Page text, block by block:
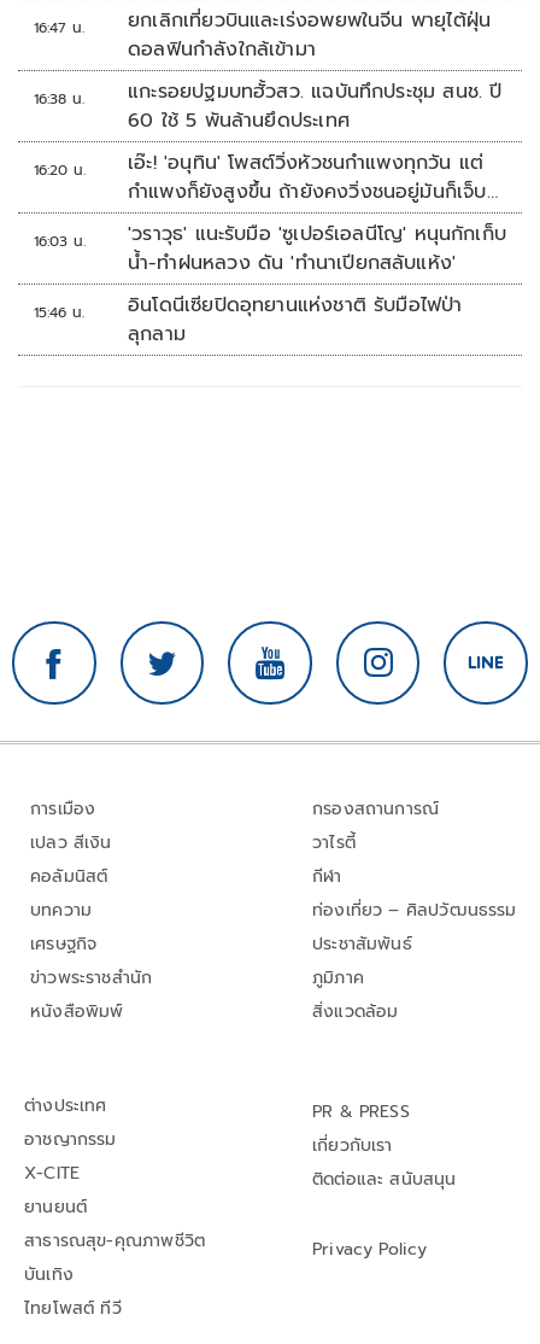
16:47 น.
ยกเลิกเที่ยวบินและเร่งอพยพในจีน พายุไต้ฝุ่น
ดอลฟินกำลังใกล้เข้ามา
16:38 น.
แกะรอยปฐมบทฮั้วสว. แฉบันทึกประชุม สนช. ปี
60 ใช้ 5 พันล้านยึดประเทศ
16:20 น.
เอ๊ะ! 'อนุทิน' โพสต์วิ่งหัวชนกำแพงทุกวัน แต่
กำแพงก็ยังสูงขึ้น ถ้ายังคงวิ่งชนอยู่มันก็เจ็บ
หัวอีก
16:03 น.
'วราวุธ' แนะรับมือ 'ซูเปอร์เอลนีโญ' หนุนกักเก็บ
น้ำ-ทำฝนหลวง ดัน 'ทำนาเปียกสลับแห้ง'
15:46 น.
อินโดนีเซียปิดอุทยานแห่งชาติ รับมือไฟป่า
ลุกลาม
การเมือง
เปลว สีเงิน
คอลัมนิสต์
บทความ
เศรษฐกิจ
ข่าวพระราชสำนัก
หนังสือพิมพ์
กรองสถานการณ์
วาไรตี้
กีฬา
ท่องเที่ยว – ศิลปวัฒนธรรม
ประชาสัมพันธ์
ภูมิภาค
สิ่งแวดล้อม
ต่างประเทศ
อาชญากรรม
X-CITE
ยานยนต์
สาธารณสุข-คุณภาพชีวิต
บันเทิง
ไทยโพสต์ ทีวี
PR & PRESS
เกี่ยวกับเรา
ติดต่อและ สนับสนุน
Privacy Policy